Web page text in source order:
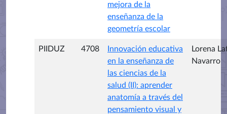
mejora de la
enseñanza de la
geometría escolar
PIIDUZ 4708
Innovación educativa
en la enseñanza de
las ciencias de la
salud (II): aprender
anatomía a través del
pensamiento visual y
Lorena
Navarro